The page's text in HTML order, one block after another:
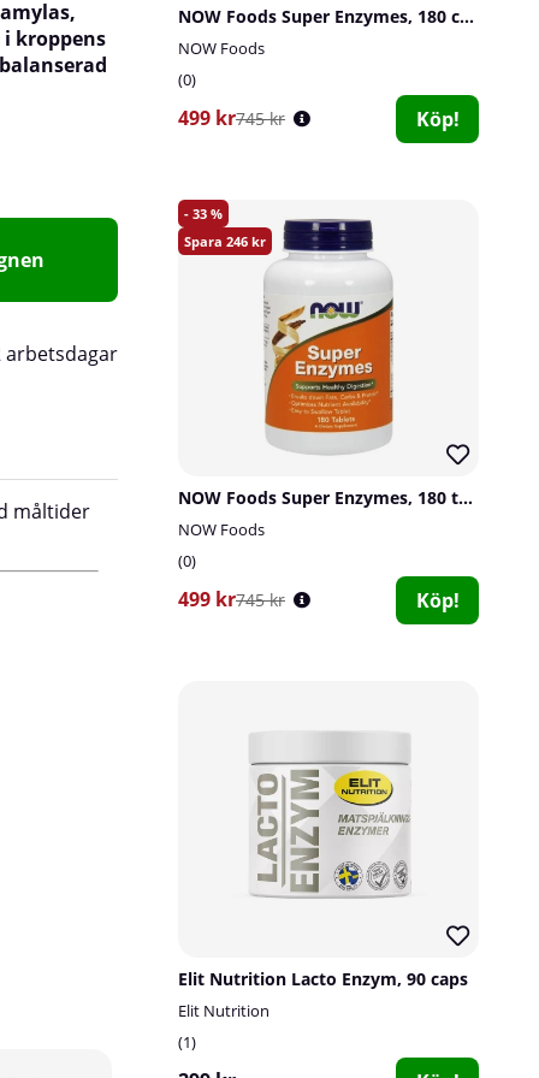
kroppens
arbetsdagar
NOW Foods Super Enzymes, 180 caps
NOW Foods
0
499 kr745 kr Köp!
33
246
NOW Foods Super Enzymes, 180 tabs
NOW Foods
0
499 kr745 kr Köp!
Elit Nutrition Lacto Enzym, 90 caps
Elit Nutrition
1
måltider
Papayapulver och Ananaspulver
Antal doseringar per burk:
90